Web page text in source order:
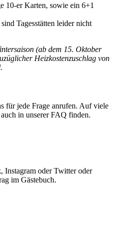
10-er Karten, sowie ein 6+1
Tagesstätten leider nicht
(ab dem 15. Oktober
Heizkostenzuschlag von
für jede Frage anrufen. Auf viele
in unserer FAQ finden.
Instagram oder Twitter oder
im Gästebuch.